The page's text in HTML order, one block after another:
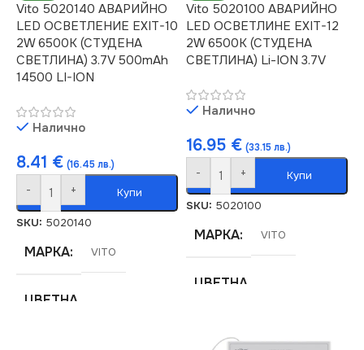
Vito 5020140 АВАРИЙНО
LED ОСВЕТЛЕНИЕ EXIT-10
2W 6500K (СТУДЕНА
СВЕТЛИНА) 3.7V 500mAh
14500 LI-ION
Налично
8.41 € (16.45 лв.)
- + Купи
SKU: 5020140
МАРКА VITO
ЦВЕТНА
Vito 5020100 АВАРИЙНО
LED OСВЕТЛИНЕ EXIT-12
2W 6500K (СТУДЕНА
СВЕТЛИНА) Li-ION 3.7V
Налично
16.95 € (33.15 лв.)
- + Купи
SKU: 5020100
МАРКА VITO
ЦВЕТНА
6500